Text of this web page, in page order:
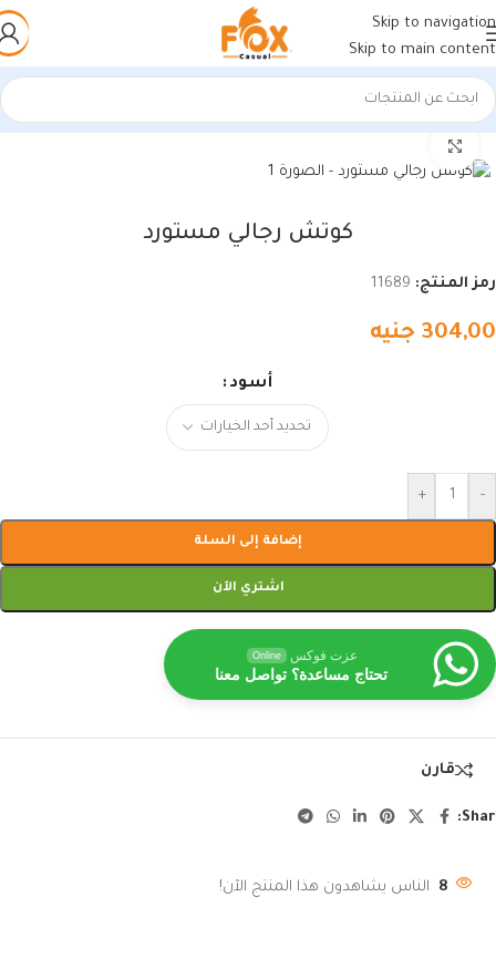
Skip to navigation
Skip to main content
الرئيسية/أحذية رجالي/كوتشي رجالي
كوتش رجالي مستورد
رمز المنتج: 11689
304,00 جنيه
أسود
-
+
إضافة إلى السلة
اشتري الآن
عزت فوكس Online
تحتاج مساعدة؟ تواصل معنا
قارن
8 الناس يشاهدون هذا المنتج الآن!